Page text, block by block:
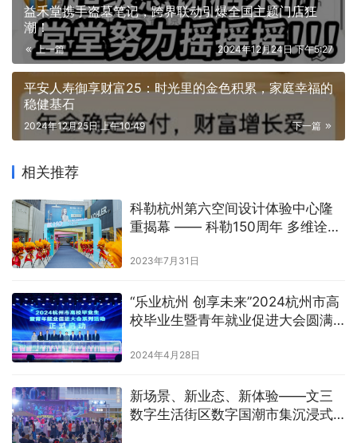
益禾堂携手盗墓笔记，跨界联动引爆全国主题门店狂
潮！
上一篇 2024年12月24日 下午5:27
平安人寿御享财富25：时光里的金色积累，家庭幸福的
稳健基石
下一篇
2024年12月25日 上午10:49
相关推荐
科勒杭州第六空间设计体验中心隆
重揭幕 —— 科勒150周年 多维诠释
2023年7月31日
“乐业杭州 创享未来”2024杭州市高
校毕业生暨青年就业促进大会圆满
2024年4月28日
新场景、新业态、新体验——文三
数字生活街区数字国潮市集沉浸式